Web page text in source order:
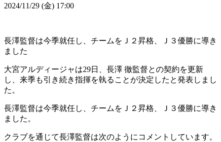
2024/11/29 (金) 17:00
長澤監督は今季就任し、チームをＪ２昇格、Ｊ３優勝に導き
ました
大宮アルディージャは29日、長澤 徹監督との契約を更新
し、来季も引き続き指揮を執ることが決定したと発表しまし
た。
長澤監督は今季就任し、チームをＪ２昇格、Ｊ３優勝に導き
ました。
クラブを通じて長澤監督は次のようにコメントしています。